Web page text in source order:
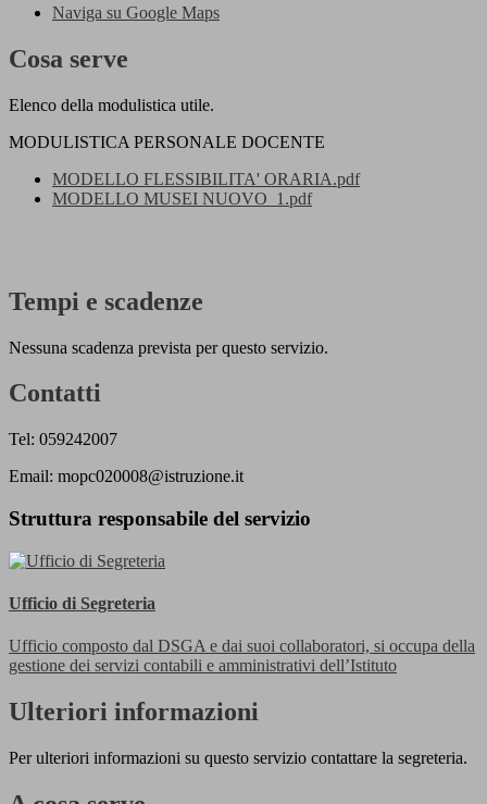
Naviga su Google Maps
Cosa serve
Elenco della modulistica utile.
MODULISTICA PERSONALE DOCENTE
MODELLO FLESSIBILITA' ORARIA.pdf
MODELLO MUSEI NUOVO_1.pdf
Tempi e scadenze
Nessuna scadenza prevista per questo servizio.
Contatti
Tel: 059242007
Email: mopc020008@istruzione.it
Struttura responsabile del servizio
Ufficio di Segreteria
Ufficio composto dal DSGA e dai suoi collaboratori, si occupa della
gestione dei servizi contabili e amministrativi dell’Istituto
Ulteriori informazioni
Per ulteriori informazioni su questo servizio contattare la segreteria.